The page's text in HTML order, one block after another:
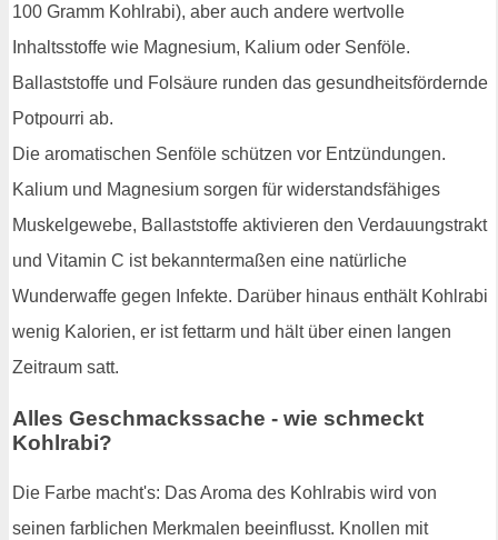
100 Gramm Kohlrabi), aber auch andere wertvolle
Inhaltsstoffe wie Magnesium, Kalium oder Senföle.
Ballaststoffe und Folsäure runden das gesundheitsfördernde
Potpourri ab.
Die aromatischen Senföle schützen vor Entzündungen.
Kalium und Magnesium sorgen für widerstandsfähiges
Muskelgewebe, Ballaststoffe aktivieren den Verdauungstrakt
und Vitamin C ist bekanntermaßen eine natürliche
Wunderwaffe gegen Infekte. Darüber hinaus enthält Kohlrabi
wenig Kalorien, er ist fettarm und hält über einen langen
Zeitraum satt.
Alles Geschmackssache - wie schmeckt
Kohlrabi?
Die Farbe macht's: Das Aroma des Kohlrabis wird von
seinen farblichen Merkmalen beeinflusst. Knollen mit